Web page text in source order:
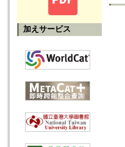
加えサービス